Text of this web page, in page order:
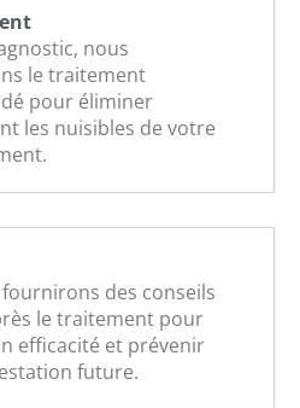
nous
le traitement
pour éliminer
les nuisibles de votre
des conseils
le traitement pour
efficacité et prévenir
future.